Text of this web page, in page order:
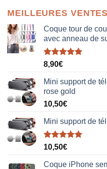
MEILLEURES VENTES
Coque tour de
avec anneau de
Note5.00
sur 5
8,90€
Mini support de
rose gold
10,50€
Mini support de
Note5.00
sur 5
10,50€
Coque iPhone